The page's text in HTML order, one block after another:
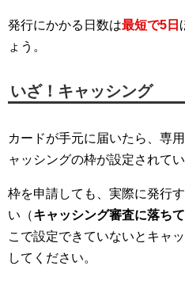
発行にかかる日数は最短で5日
ょう。
いざ！キャッシング
カードが手元に届いたら、専
ャッシングの枠が設定されて
枠を申請しても、実際に発行
い（キャッシング審査に落ち
こで設定できていないとキャ
してください。